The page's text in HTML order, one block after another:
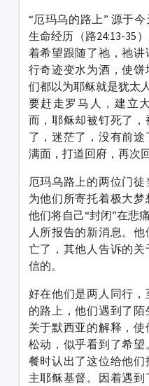
“厄玛乌的路上” 源于
生命经历（路24:13-35
着希望跟随了祂，祂
行奇迹变水为酒，使
们都以为耶稣就是犹太
要赶走罗马人，建立
而，耶稣却被钉死了
了，迷茫了，没有前
满面，打道回府，再次
厄玛乌路上的两位门
为他们所寄托着极大
他们将自己“封闭”在悲
人所报告的新消息。
亡了，其他人告诉的
信的。
好在他们是两人同行
的路上，他们遇到了
关于默西亚的解释，
松动，似乎看到了希
餐时认出了这位给他
主耶稣基督。因着遇